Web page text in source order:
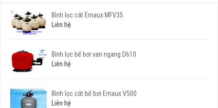
Bình lọc cát Emaux MFV35
Liên hệ
Bình lọc bể bơi van ngang D610
Liên hệ
Bình lọc cát bể bơi Emaux V500
Liên hệ